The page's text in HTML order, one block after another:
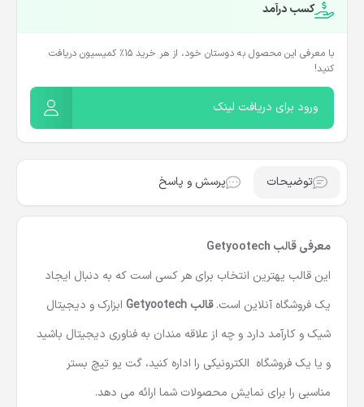
کسب درآمد
با معرفی این محصول به دوستان خود، از هر خرید ۱۵٪ کمیسیون دریافت
کنید!
ورود برای دریافت لینک
توضیحات پرسش و پاسخ
معرفی قالب Getyootech
این قالب یهترین انتخاب برای هر کسی است که به دنبال ایجاد
یک فروشگاه آنلاین است.قالب Getyootech
ابزارک و دیجیتال
شیک و کارآمد دارد و چه از علاقه مندان به فناوری دیجیتال باشید
و یا یک فروشگاه الکترونیکی را اداره کنید، گت یو تیچ بستر
مناسبی را برای نمایش محصولات شما ارائه می دهد.